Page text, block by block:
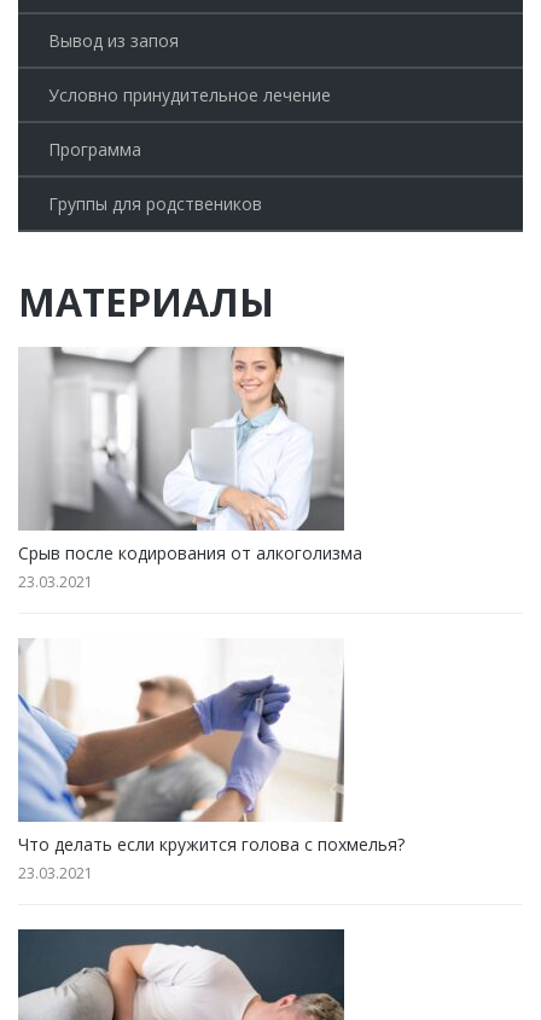
Вывод из запоя
Условно принудительное лечение
Программа
Группы для родствеников
МАТЕРИАЛЫ
Срыв после кодирования от алкоголизма
23.03.2021
Что делать если кружится голова с похмелья?
23.03.2021